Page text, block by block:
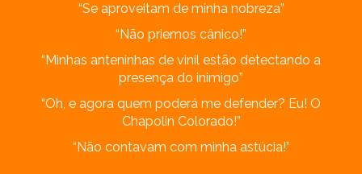
“Se aproveitam de minha nobreza”
“Não priemos cânico!”
“Minhas anteninhas de vinil estão detectando a
presença do inimigo”
“Oh, e agora quem poderá me defender? Eu! O
Chapolin Colorado!”
“Não contavam com minha astúcia!”